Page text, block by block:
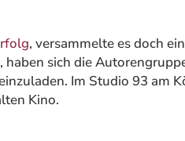
, versammelte es doch
sich die
Im Studio 93 am
Kino.